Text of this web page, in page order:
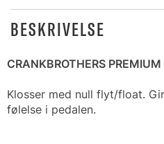
BESKRIVELSE
CRANKBROTHERS
Klosser med null flyt/float.
følelse i pedalen.